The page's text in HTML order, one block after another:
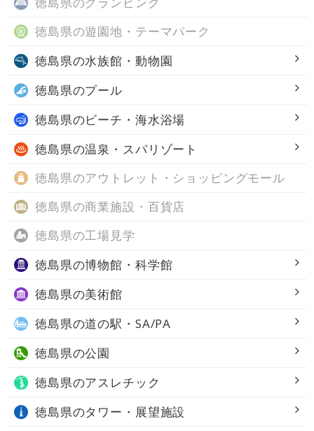
徳島県の遊園地・テーマパーク
徳島県の水族館・動物園
徳島県のプール
徳島県のビーチ・海水浴場
徳島県の温泉・スパリゾート
徳島県のアウトレット・ショッピングモール
徳島県の商業施設・百貨店
徳島県の工場見学
徳島県の博物館・科学館
徳島県の美術館
徳島県の道の駅・SA/PA
徳島県の公園
徳島県のアスレチック
徳島県のタワー・展望施設